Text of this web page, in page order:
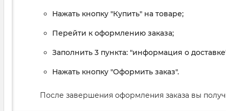
Нажать кнопку "Купить" на товаре;
Перейти к оформлению заказа;
Заполнить 3 пункта: "информация о
Нажать кнопку "Оформить заказ".
После завершения оформления заказа вы